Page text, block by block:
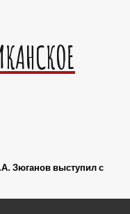
Зюганов выступил с